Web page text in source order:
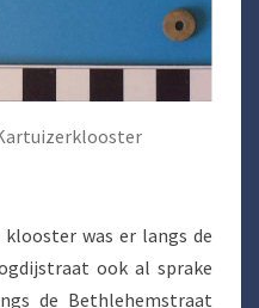
was er langs de
ook al sprake
de Bethlehemstraat